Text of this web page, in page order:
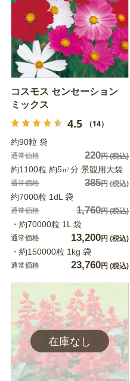
コスモス センセーション
ミックス
4.5 （14）
約90粒 袋
通常価格 220円(税込)
約1100粒 約5㎡分 景観用大袋
通常価格 385円(税込)
約7000粒 1dL 袋
通常価格 1,760円(税込)
・約70000粒 1L 袋
通常価格 13,200円 (税込)
・約150000粒 1kg 袋
通常価格 23,760円 (税込)